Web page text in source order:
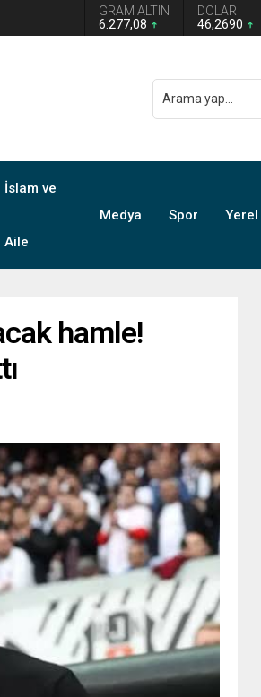
GRAM ALTIN
6.277,08
DOLAR
46,2690
İslam ve
Aile
Medya Spor Yerel
hamle!